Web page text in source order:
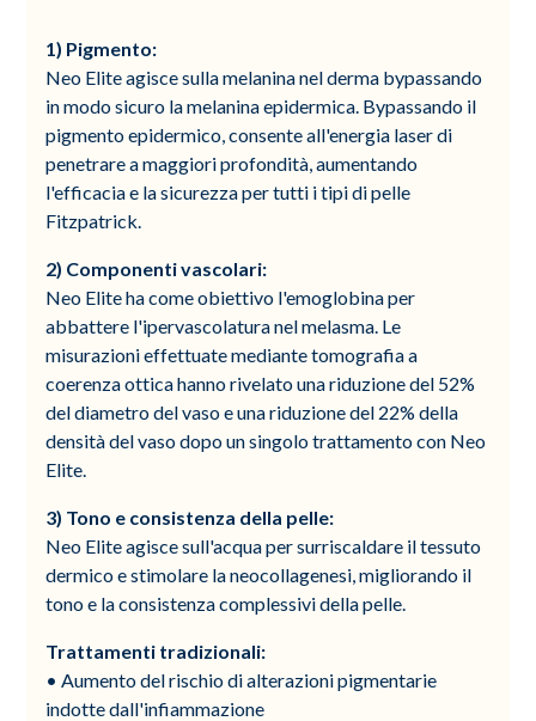
1) Pigmento:
Neo Elite agisce sulla melanina nel derma bypassando
in modo sicuro la melanina epidermica. Bypassando il
pigmento epidermico, consente all'energia laser di
penetrare a maggiori profondità, aumentando
l'efficacia e la sicurezza per tutti i tipi di pelle
Fitzpatrick.
2) Componenti vascolari:
Neo Elite ha come obiettivo l'emoglobina per
abbattere l'ipervascolatura nel melasma. Le
misurazioni effettuate mediante tomografia a
coerenza ottica hanno rivelato una riduzione del 52%
del diametro del vaso e una riduzione del 22% della
densità del vaso dopo un singolo trattamento con Neo
Elite.
3) Tono e consistenza della pelle:
Neo Elite agisce sull'acqua per surriscaldare il tessuto
dermico e stimolare la neocollagenesi, migliorando il
tono e la consistenza complessivi della pelle.
Trattamenti tradizionali:
• Aumento del rischio di alterazioni pigmentarie
indotte dall'infiammazione